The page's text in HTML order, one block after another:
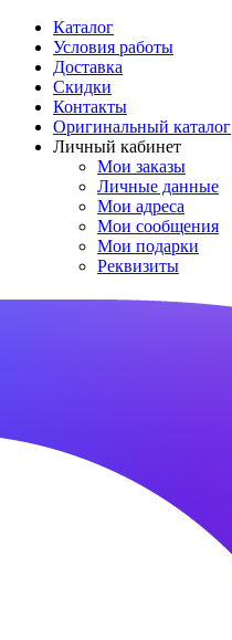
Каталог
Условия работы
Доставка
Скидки
Контакты
Оригинальный каталог
Личный кабинет
Мои заказы
Личные данные
Мои адреса
Мои сообщения
Мои подарки
Реквизиты